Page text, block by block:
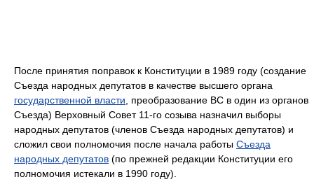
После принятия поправок к Конституции в 1989 году (создание
Съезда народных депутатов в качестве высшего органа
государственной власти , преобразование ВС в один из органов
Съезда) Верховный Совет 11-го созыва назначил выборы
народных депутатов (членов Съезда народных депутатов) и
сложил свои полномочия после начала работы Съезда
народных депутатов (по прежней редакции Конституции его
полномочия истекали в 1990 году).